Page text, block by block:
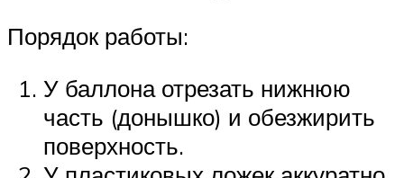
Порядок работы:
У баллона отрезать нижнюю
часть (донышко) и обезжирить
поверхность.